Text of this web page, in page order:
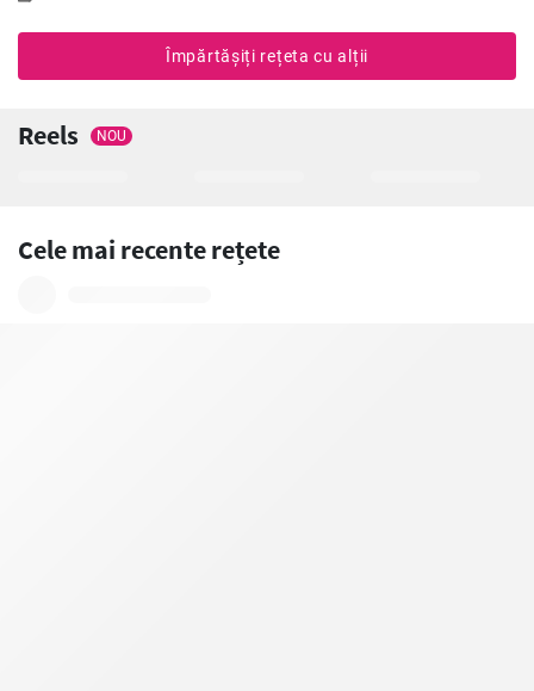
Împărtășiți rețeta cu alții
Reels NOU
Cele mai recente rețete